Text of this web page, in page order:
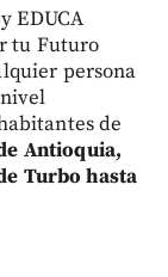
EDUCA
tu Futuro
persona
de
Antioquia,
Turbo hasta